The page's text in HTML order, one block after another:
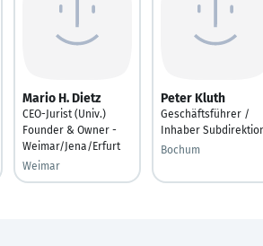
Mario H. Dietz
CEO-Jurist (Univ.)
Founder & Owner -
Weimar/Jena/Erfurt
Weimar
Peter Kluth
Geschäftsführer /
Inhaber
Bochum